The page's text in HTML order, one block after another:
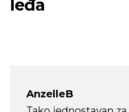
leđa
AnzelleB